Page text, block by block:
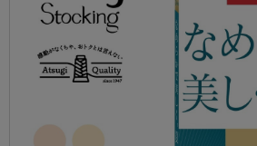
WOMEN MEN